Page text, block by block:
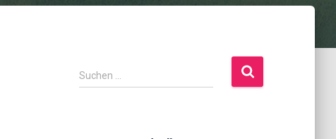
S
u
Suchen …